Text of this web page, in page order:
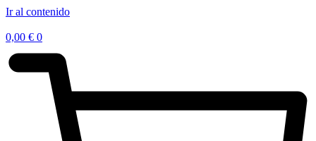
Ir al contenido
0,00 € 0